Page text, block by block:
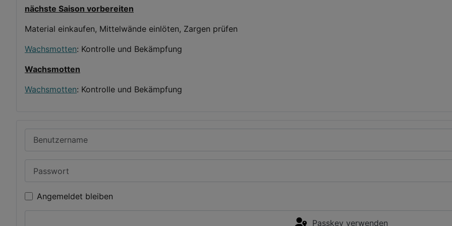
nächste Saison vorbereiten
Material einkaufen, Mittelwände einlöten, Zargen prüfen
Wachsmotten: Kontrolle und Bekämpfung
Wachsmotten
Wachsmotten: Kontrolle und Bekämpfung
Angemeldet bleiben
Passkey verwenden